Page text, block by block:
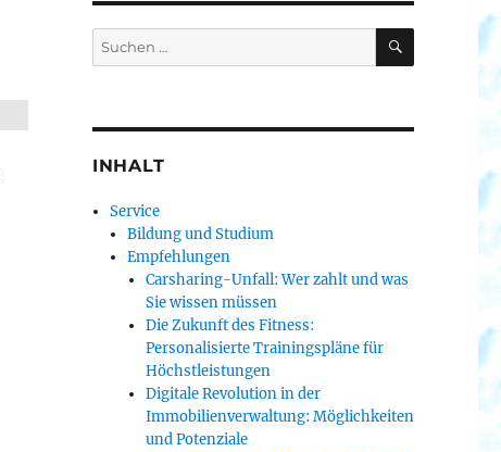
Suche
nach:
SUCHEN
INHALT
Service
Bildung und Studium
Empfehlungen
Carsharing-Unfall: Wer zahlt und was
Sie wissen müssen
Die Zukunft des Fitness:
Personalisierte Trainingspläne für
Höchstleistungen
Digitale Revolution in der
Immobilienverwaltung: Möglichkeiten
und Potenziale